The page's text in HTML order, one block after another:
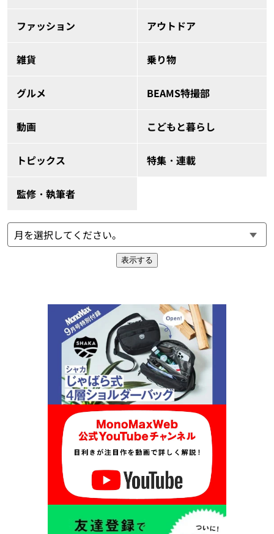
ファッション アウトドア
雑貨 乗り物
グルメ BEAMS特撮部
動画 こどもと暮らし
トピックス 特集・連載
監修・執筆者
表示する